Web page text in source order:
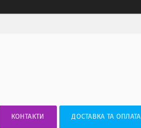
КОНТАКТИ ДОСТАВКА ТА ОПЛАТА